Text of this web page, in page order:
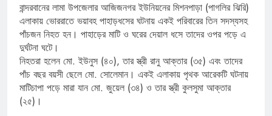
বান্দরবানের লামা উপজেলার আজিজনগর ইউনিয়নের মিশনপাড়া (পাগলির ঝিরি)
এলাকায় ভোররাতে ভয়াবহ পাহাড়ধসের ঘটনায় একই পরিবারের তিন সদস্যসহ
পাঁচজন নিহত হন। পাহাড়ের মাটি ও ঘরের দেয়াল ধসে তাদের ওপর পড়ে এ
দুর্ঘটনা ঘটে।
নিহতরা হলেন মো. ইউনুস (৪০), তার স্ত্রী রানু আক্তার (৩৫) এবং তাদের
পাঁচ বছর বয়সী ছেলে মো. সোলেমান। একই এলাকায় পৃথক আরেকটি ঘটনায়
মাটিচাপা পড়ে মারা যান মো. জুয়েল (৩৪) ও তার স্ত্রী কুলসুমা আক্তার
(২৫)।